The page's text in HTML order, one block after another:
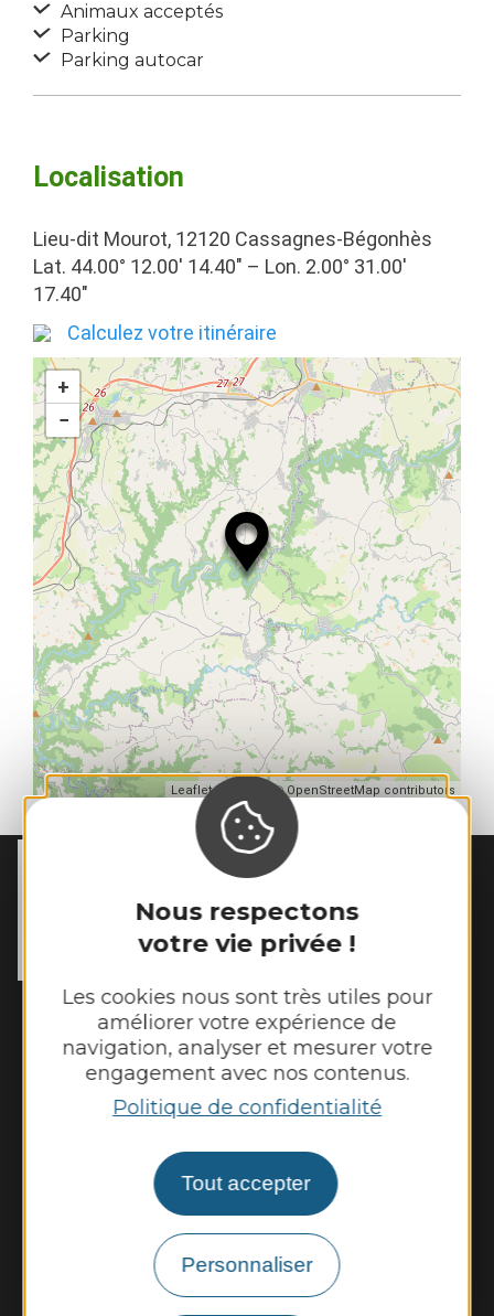
Nous respectons
votre vie privée !
Les cookies nous sont très utiles pour
améliorer votre expérience de
navigation, analyser et mesurer votre
engagement avec nos contenus.
Politique de confidentialité
Tout accepter
Personnaliser
Animaux acceptés
Parking
Parking autocar
Localisation
Lieu-dit Mourot, 12120 Cassagnes-Bégonhès
Lat. 44.00° 12.00′ 14.40″ – Lon. 2.00° 31.00′
17.40″
Calculez votre itinéraire
+
−
Leaflet| Map data ©OpenStreetMap contributors
MAIRIE DE
15 chemin de l’Estang
12160 Manhac
Horaires d'ouverture :
Lundi et mardi de 8h45 à 12h30 et de 14h
à 17h15
Jeudi et vendredi de 8h45 à 12h30
Nous contacter
Panneau pocket